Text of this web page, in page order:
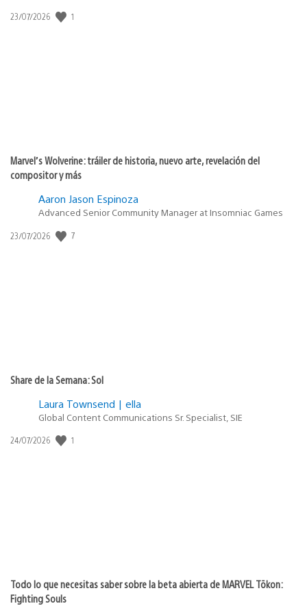
Fecha
23/07/2026 1
Marvel’s Wolverine: tráiler de historia, nuevo arte, revelación del
compositor y más
Aaron Jason Espinoza
Advanced Senior Community Manager at Insomniac Games
Fecha
23/07/2026 7
Share de la Semana: Sol
Laura Townsend | ella
Global Content Communications Sr. Specialist, SIE
Fecha
24/07/2026 1
Todo lo que necesitas saber sobre la beta abierta de MARVEL Tōkon:
Fighting Souls